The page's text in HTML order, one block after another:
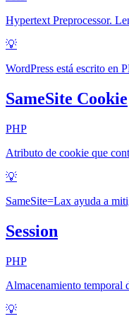
Hypertext Preprocessor.
💡
WordPress está escrito en
SameSite Cookie
PHP
Atributo de cookie que
💡
SameSite=Lax ayuda a
Session
PHP
Almacenamiento temporal
💡